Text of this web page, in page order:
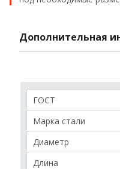
Сетка
ГОСТ
Марка стали
Диаметр
Длина
Дополнительная